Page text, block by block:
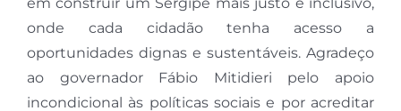
onde cada cidadão tenha acesso a
oportunidades dignas e sustentáveis. Agradeço
ao governador Fábio Mitidieri pelo apoio
incondicional às políticas sociais e por acreditar